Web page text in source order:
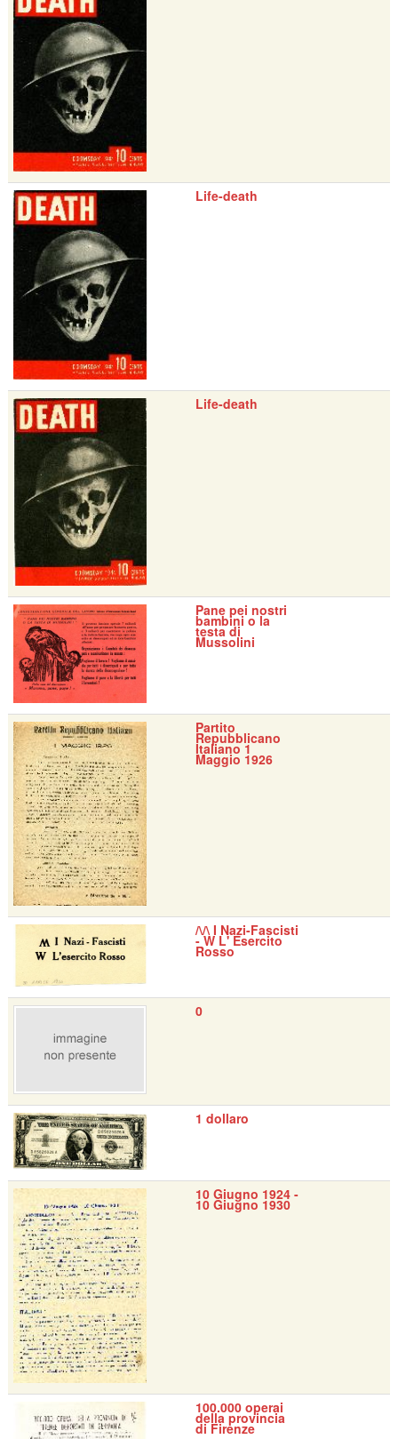
Life-death
Life-death
Pane pei nostri
bambini o la
testa di
Mussolini
Partito
Repubblicano
Italiano 1
Maggio 1926
/\/\ I Nazi-Fascisti
- W L' Esercito
Rosso
0
1 dollaro
10 Giugno 1924 -
10 Giugno 1930
100.000 operai
della provincia
di Firenze